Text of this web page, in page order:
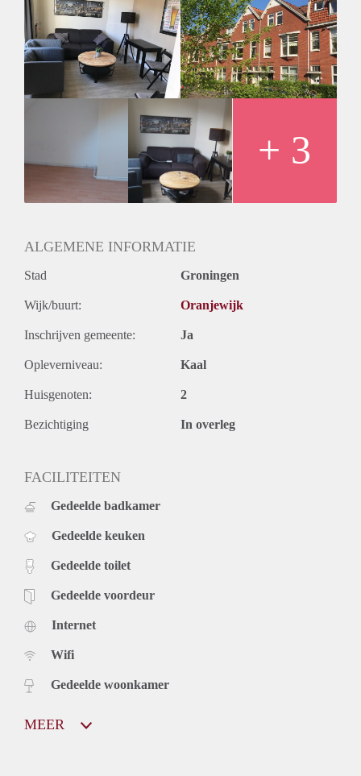
wasmachine.
Locatie is ook prima: 5 minuten fietsen van zernike én het
centrum en de jumbo is om de hoek. Daarnaast is de oranje
buurt een rustige en gezellige wijk.
Het huis wordt momenteel bewoond door twee 2de-jaars
studenten (man).
+ 3
ALGEMENE INFORMATIE
Stad Groningen
Wijk/buurt: Oranjewijk
Inschrijven gemeente: Ja
Opleverniveau: Kaal
Huisgenoten: 2
Bezichtiging In overleg
FACILITEITEN
Gedeelde badkamer
Gedeelde keuken
Gedeelde toilet
Gedeelde voordeur
Internet
Wifi
Gedeelde woonkamer
MEER